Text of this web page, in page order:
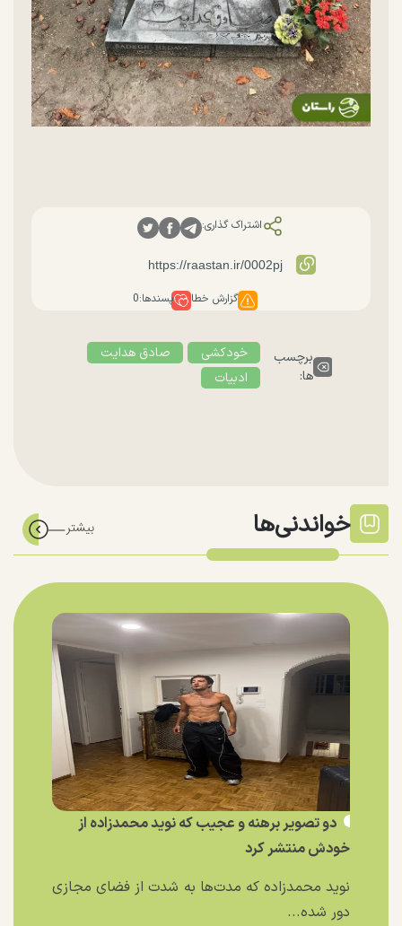
اشتراک گذاری:
گزارش خطا پسندها:0
برچسب
ها:
خودکشی
صادق هدایت
ادبیات
خواندنی‌ها
دو تصویر برهنه و عجیب که نوید محمدزاده از
خودش منتشر کرد
نوید محمدزاده که مدت‌ها به شدت از فضای مجازی
دور شده...